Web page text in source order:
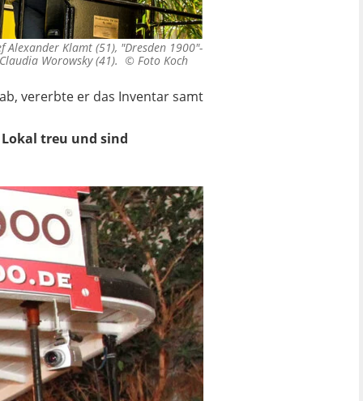
Alexander Klamt (51), "Dresden 1900"-
Worowsky (41). © Foto Koch
vererbte er das Inventar samt
treu und sind